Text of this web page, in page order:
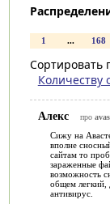
1 ... 168
Сортировать
Количеству
Алекс про
Сижу на
вполне
сайтам то
зараженные
возможность
общем легкий,
антивирус.